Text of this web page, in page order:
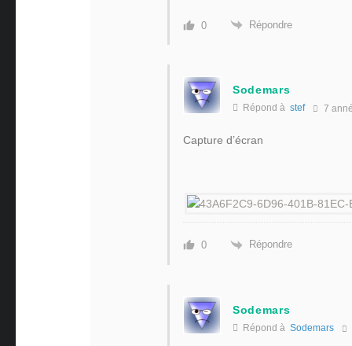
0 Répondre
Sodemars
Répond à stef 7
Capture d’écran
0 Répondre
Sodemars
Répond à Sodemars